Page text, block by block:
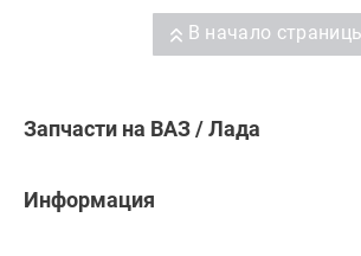
В начало
Запчасти на ВАЗ / Лада
Информация